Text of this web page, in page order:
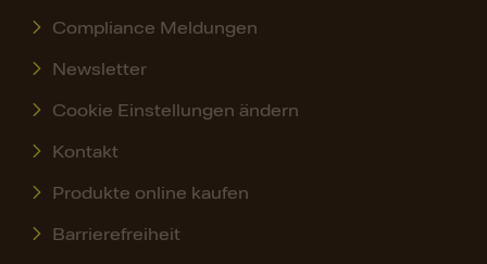
Compliance Meldungen
Newsletter
Cookie Einstellungen ändern
Kontakt
Produkte online kaufen
Barrierefreiheit